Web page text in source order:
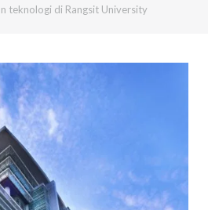
teknologi di Rangsit University